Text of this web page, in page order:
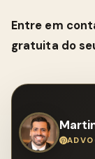
Entre em
gratuita do